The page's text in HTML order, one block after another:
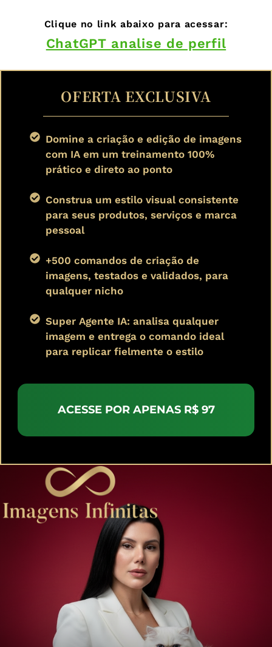
Clique no link abaixo para acessar:
ChatGPT analise de perfil
OFERTA EXCLUSIVA
Domine a criação e edição de imagens
com IA em um treinamento 100%
prático e direto ao ponto
Construa um estilo visual consistente
para seus produtos, serviços e marca
pessoal
+500 comandos de criação de
imagens, testados e validados, para
qualquer nicho
Super Agente IA: analisa qualquer
imagem e entrega o comando ideal
para replicar fielmente o estilo
ACESSE POR APENAS R$ 97